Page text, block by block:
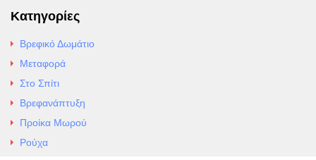
Κατηγορίες
Βρεφικό Δωμάτιο
Μεταφορά
Στο Σπίτι
Βρεφανάπτυξη
Προίκα Μωρού
Ρούχα